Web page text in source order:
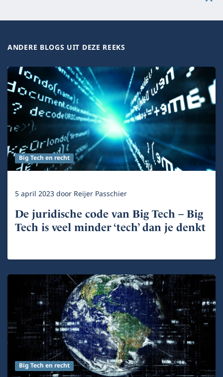
ANDERE BLOGS UIT DEZE REEKS
Big Tech en recht
5 april 2023door Reijer Passchier
De juridische code van Big Tech – Big
Tech is veel minder ‘tech’ dan je denkt
Big Tech en recht